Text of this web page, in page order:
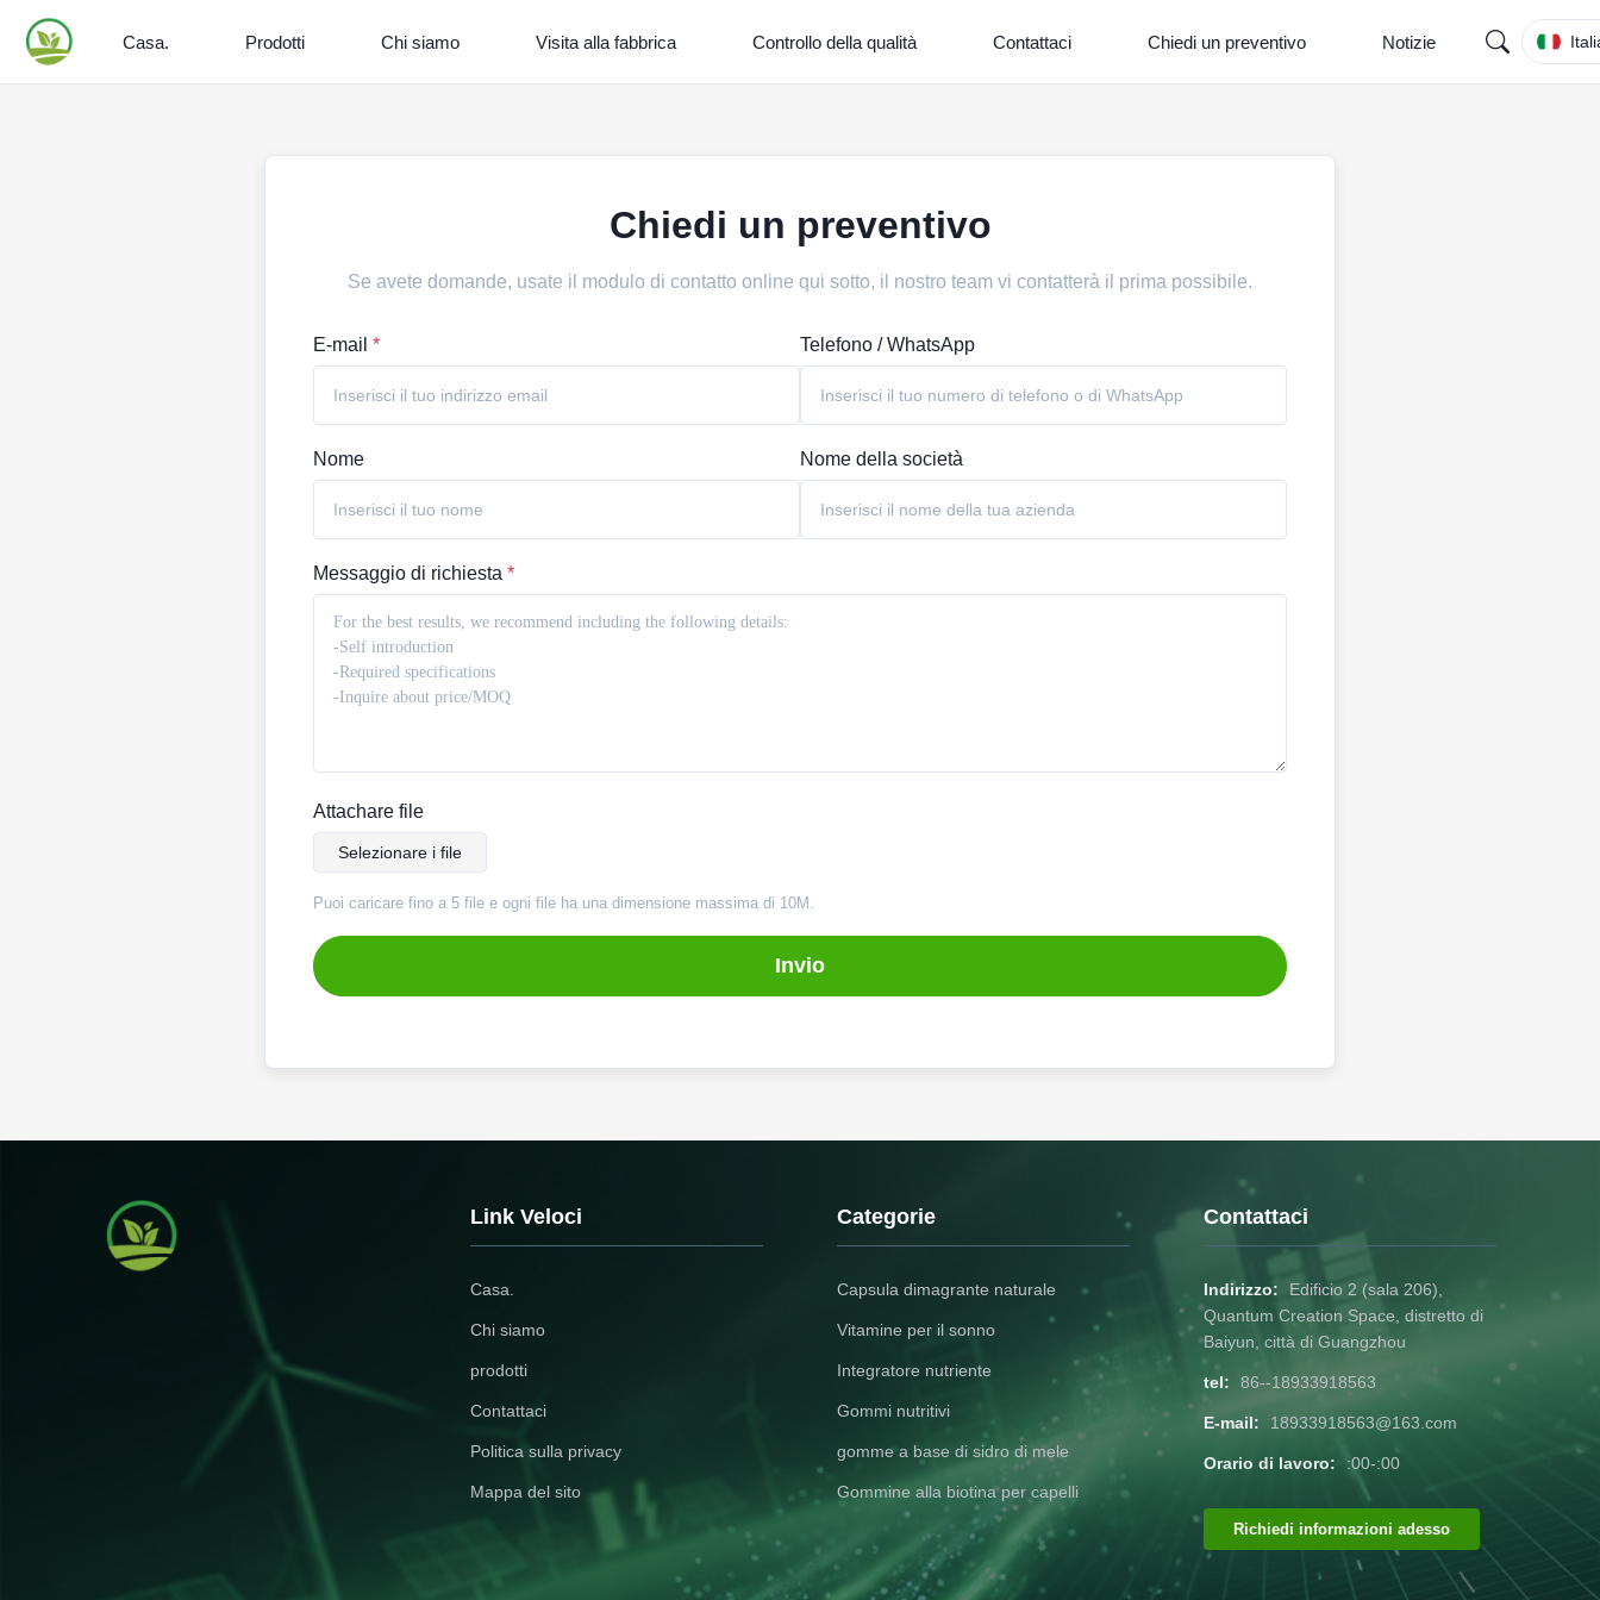
Casa. Prodotti Chi siamo Visita alla fabbrica Controllo della qualità Contattaci Chiedi un preventivo Notizie
Chiedi un preventivo
Se avete domande, usate il modulo di contatto online qui sotto, il nostro team vi contatterà il prima possibile.
E-mail * Telefono / WhatsApp
Nome Nome della società
Messaggio di richiesta *
Attachare file
Selezionare i file
Puoi caricare fino a 5 file e ogni file ha una dimensione massima di 10M.
Invio
Link Veloci
Casa.
Chi siamo
prodotti
Contattaci
Politica sulla privacy
Mappa del sito
Categorie
Capsula dimagrante naturale
Vitamine per il sonno
Integratore nutriente
Gommi nutritivi
gomme a base di sidro di mele
Gommine alla biotina per capelli
Contattaci
Indirizzo:
Edificio 2 (sala 206),
Quantum Creation Space, distretto di
Baiyun, città di Guangzhou
tel: 86--18933918563
E-mail: 18933918563@163.com
Orario di lavoro: :00-:00
Richiedi informazioni adesso